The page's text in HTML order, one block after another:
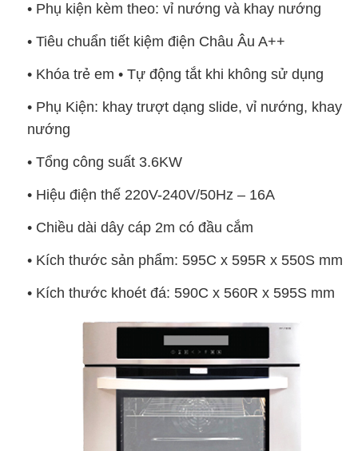
• Phụ kiện kèm theo: vỉ nướng và khay nướng
• Tiêu chuẩn tiết kiệm điện Châu Âu A++
• Khóa trẻ em • Tự động tắt khi không sử dụng
• Phụ Kiện: khay trượt dạng slide, vỉ nướng, khay
nướng
• Tổng công suất 3.6KW
• Hiệu điện thế 220V-240V/50Hz – 16A
• Chiều dài dây cáp 2m có đầu cắm
• Kích thước sản phẩm: 595C x 595R x 550S mm
• Kích thước khoét đá: 590C x 560R x 595S mm